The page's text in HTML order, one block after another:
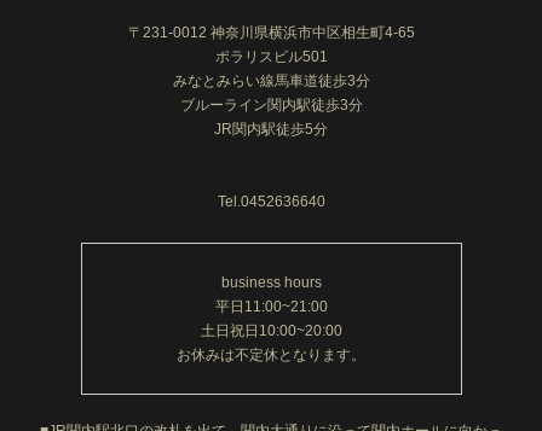
〒231-0012 神奈川県横浜市中区相生町4-65
ポラリスビル501
みなとみらい線馬車道徒歩3分
ブルーライン関内駅徒歩3分
JR関内駅徒歩5分
Tel.0452636640
business hours
平日11:00~21:00
土日祝日10:00~20:00
お休みは不定休となります。